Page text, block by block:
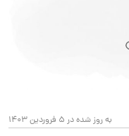
به روز شده در 5 فروردین 1403